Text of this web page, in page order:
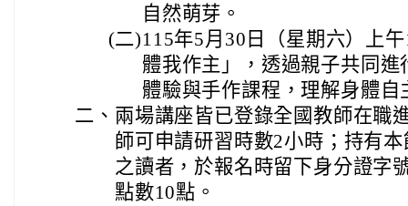
自然萌芽。
(二)115年5月30日（星期六）上
體我作主」，透過親子共同
體驗與手作課程，理解身體自
二、 兩場講座皆已登錄全國教師在職
師可申請研習時數2小時；持有
之讀者，於報名時留下身分證字
點數10點。